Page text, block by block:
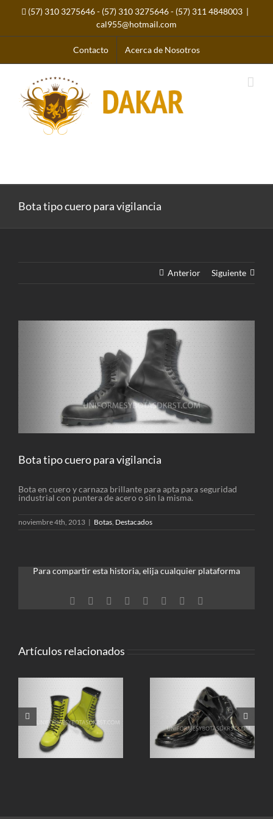
(57) 310 3275646- (57) 310 3275646- (57) 311 4848003 |
cal955@hotmail.com
Contacto Acerca de Nosotros
Bota tipo cuero para vigilancia
Anterior Siguiente
Ver
Bota tipo cuero para vigilancia
Bota en cuero y carnaza brillante para apta para seguridad
industrial con puntera de acero o sin la misma.
noviembre 4th, 2013 | Botas, Destacados
Para compartir esta historia, elija cualquier plataforma
Facebook
TwitterReddit LinkedIn
TumblrPinterest
Artículos relacionados
Zapato de charol
Bota para banda
marcial